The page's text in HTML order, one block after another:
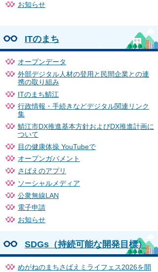
お知らせ
ITのまち
オープンデータ
外部デジタル人材の登用と民間企業との連
携の取り組み
ITのまち鯖江
行政情報・手続きなどデジタル関連リンク
集
鯖江市DX推進基本方針およびDX推進計画に
ついて
目の健康体操 YouTubeで
オープンガバメント
さばえのアプリ
ソーシャルメディア
公衆無線LAN
電子申請
お知らせ
SDGs（持続可能な開発目標）
めがねのまちさばえミライフェス2026を開